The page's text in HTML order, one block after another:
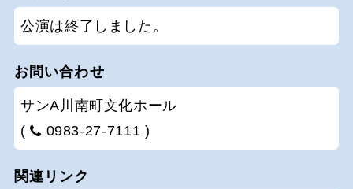
公演は終了しました。
お問い合わせ
サンA川南町文化ホール
(
0983-27-7111 )
関連リンク